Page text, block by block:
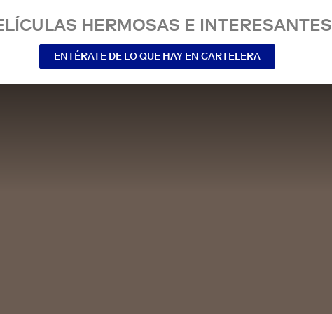
HERMOSAS E INTERESANTES
ENTÉRATE DE LO QUE HAY EN CARTELERA